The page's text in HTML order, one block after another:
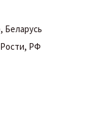
РФ